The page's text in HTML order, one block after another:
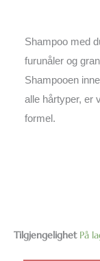
Shampoo med
furunåler og
Shampooen
alle hårtyper, er
formel.
Tilgjengelighet På
Shampoo